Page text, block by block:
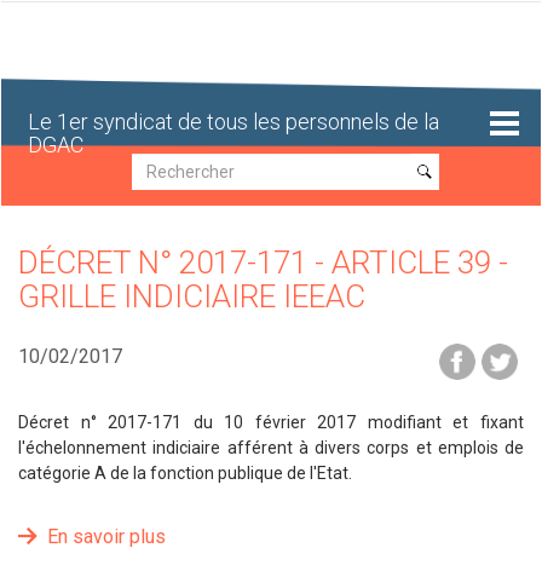
Le 1er syndicat de tous les personnels de la
DGAC
Recherche
Recherche
DÉCRET N° 2017-171 - ARTICLE 39 -
GRILLE INDICIAIRE IEEAC
10/02/2017
Décret n° 2017-171 du 10 février 2017 modifiant et fixant
l'échelonnement indiciaire afférent à divers corps et emplois de
catégorie A de la fonction publique de l'Etat.
En savoir plus